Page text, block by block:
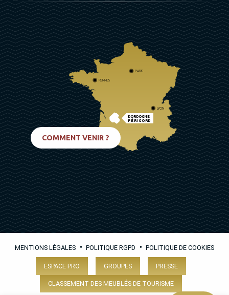
DORDOGNE
PÉRIGORD
PARIS
RENNES
LYON
COMMENT VENIR ?
MENTIONS LÉGALES • POLITIQUE RGPD • POLITIQUE DE COOKIES
ESPACE PRO GROUPES PRESSE
CLASSEMENT DES MEUBLÉS DE TOURISME